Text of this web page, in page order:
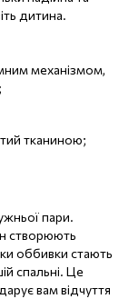
дитина.
механізмом,
тканиною;
пари.
створюють
оббивки стають
спальні. Це
вам відчуття